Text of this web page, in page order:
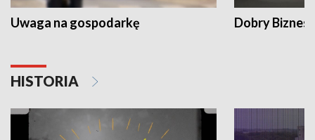
Uwaga na gospodarkę Dobry Biznes
HISTORIA